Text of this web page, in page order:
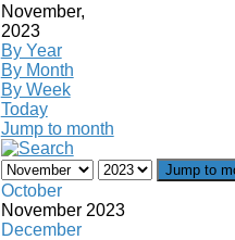
November,
2023
By Year
By Month
By Week
Today
Jump to month
Jump to
October
November 2023
December